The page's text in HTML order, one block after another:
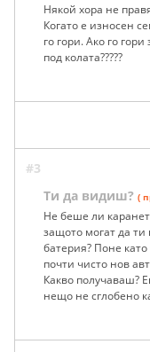
Някой хора не
Когато е износен
го гори. Ако го
под колата?????
#3
Ти да видиш? (
Не беше ли
защото могат да ти
батерия? Поне
почти чисто нов
Какво получаваш?
нещо не сглобено